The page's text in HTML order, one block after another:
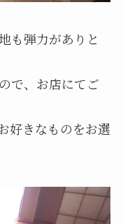
も弾力がありと
で、お店にてご
好きなものをお選